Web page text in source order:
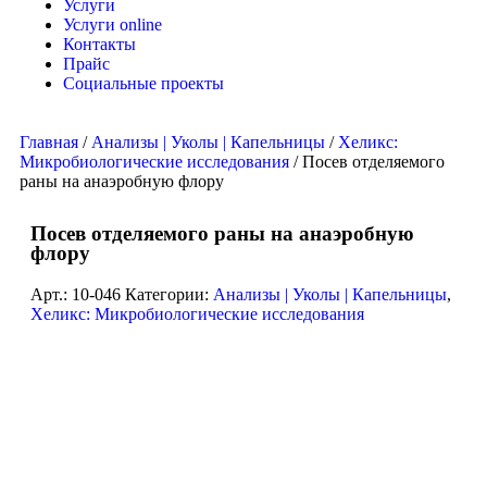
Услуги
Услуги online
Контакты
Прайс
Социальные проекты
Главная / Анализы | Уколы | Капельницы / Хеликс:
Микробиологические исследования / Посев отделяемого
раны на анаэробную флору
Посев отделяемого раны на анаэробную
флору
Арт.: 10-046 Категории: Анализы | Уколы | Капельницы,
Хеликс: Микробиологические исследования